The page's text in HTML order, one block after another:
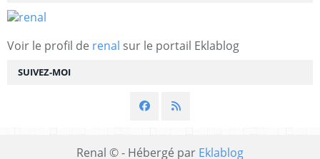
SUIVEZ-MOI
Voir le profil de renal sur le portail Eklablog
Renal © - Hébergé par Eklablog